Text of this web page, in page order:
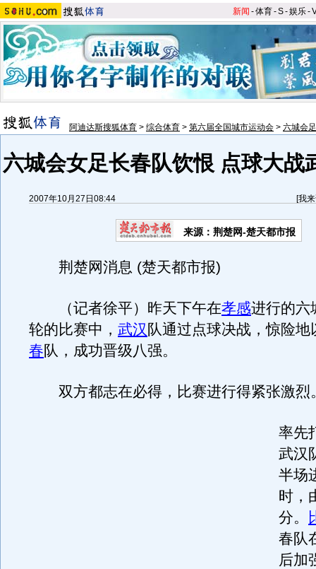
新闻 -体育-S-娱乐-
阿迪达斯搜狐体育 > 综合体育 > 第六届全国城市运动会 > 六城会
六城会女足长春队饮恨 点球大战
2007年10月27日08:44 [我
来源：荆楚网-楚天都市报
荆楚网消息 (楚天都市报)
（记者徐平）昨天下午在孝感进行的六
轮的比赛中， 武汉 队通过点球决战，惊险地
春队，成功晋级八强。
双方都志在必得，比赛进行得紧张激烈
率先
武汉
半场
时，
分。
春队
后加